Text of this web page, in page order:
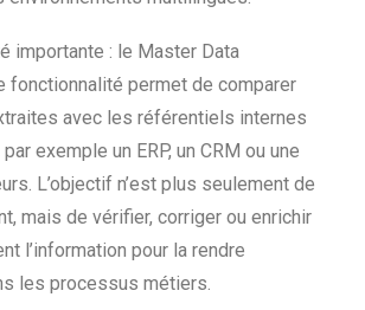
importante : le Master Data
fonctionnalité permet de comparer
avec les référentiels internes
exemple un ERP, un CRM ou une
L’objectif n’est plus seulement de
mais de vérifier, corriger ou enrichir
l’information pour la rendre
les processus métiers.